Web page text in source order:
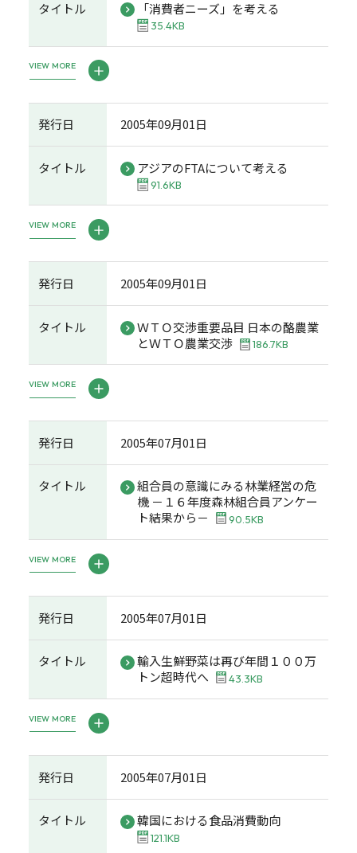
タイトル 「消費者ニーズ」を考える
35.4KB
VIEW MORE
発行日 2005年09月01日
タイトル アジアのFTAについて考える
91.6KB
VIEW MORE
発行日 2005年09月01日
タイトル
ＷＴＯ交渉重要品目 日本の酪農業
とＷＴＯ農業交渉
186.7KB
VIEW MORE
発行日 2005年07月01日
タイトル
組合員の意識にみる林業経営の危
機 －１６年度森林組合員アンケー
ト結果から－
90.5KB
VIEW MORE
発行日 2005年07月01日
タイトル
輸入生鮮野菜は再び年間１００万
トン超時代へ
43.3KB
VIEW MORE
発行日 2005年07月01日
タイトル 韓国における食品消費動向
121.1KB